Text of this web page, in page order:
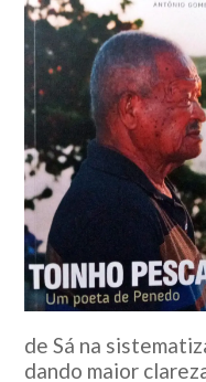
de Sá na
dando maior